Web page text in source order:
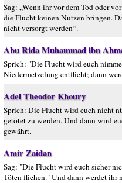
Sag: „Wenn ihr vor dem Tod oder
die Flucht keinen Nutzen bringen.
nicht versorgt werden“.
Abu Rida Muhammad ibn
Sprich: "Die Flucht wird euch
Niedermetzelung entflieht; dann
Adel Theodor Khoury
Sprich: Die Flucht wird euch nicht
getötet zu werden. Und dann wird
gewährt.
Amir Zaidan
Sag: "Die Flucht wird euch sicher
Töten fliehen." Und dann werdet ihr